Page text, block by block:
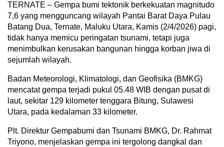
TERNATE – Gempa bumi tektonik berkekuatan magnitudo
7,6 yang mengguncang wilayah Pantai Barat Daya Pulau
Batang Dua, Ternate, Maluku Utara, Kamis (2/4/2026) pagi,
tidak hanya memicu peringatan tsunami, tetapi juga
menimbulkan kerusakan bangunan hingga korban jiwa di
sejumlah wilayah.
Badan Meteorologi, Klimatologi, dan Geofisika (BMKG)
mencatat gempa terjadi pukul 05.48 WIB dengan pusat di
laut, sekitar 129 kilometer tenggara Bitung, Sulawesi
Utara, pada kedalaman 33 kilometer.
Plt. Direktur Gempabumi dan Tsunami BMKG, Dr. Rahmat
Triyono, menjelaskan gempa ini tergolong dangkal dan